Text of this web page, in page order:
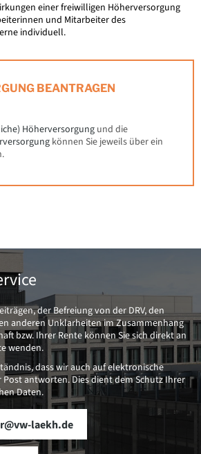
einer freiwilligen Höherversorgung
und Mitarbeiter des
individuell.
BEANTRAGEN
Höherversorgung und die
können Sie jeweils über ein
der Befreiung von der DRV, den
anderen Unklarheiten im Zusammenhang
bzw. Ihrer Rente können Sie sich direkt an
wenden.
dass wir auch auf elektronische
antworten. Dies dient dem Schutz Ihrer
Daten.
laekh.de